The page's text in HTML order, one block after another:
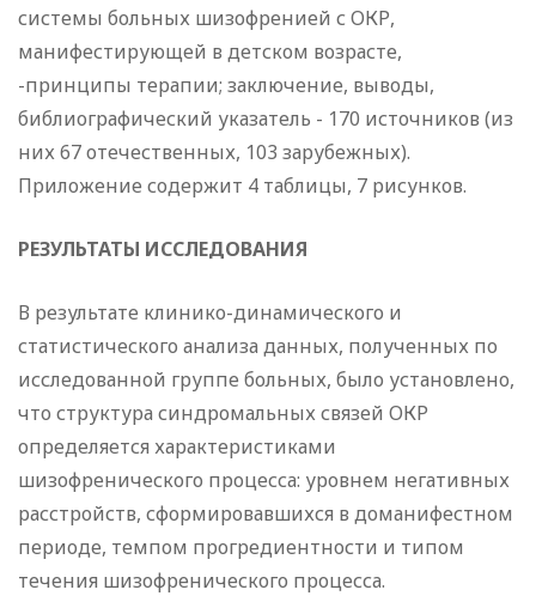
системы больных шизофренией с ОКР,
манифестирующей в детском возрасте,
-принципы терапии; заключение, выводы,
библиографический указатель - 170 источников (из
них 67 отечественных, 103 зарубежных).
Приложение содержит 4 таблицы, 7 рисунков.
РЕЗУЛЬТАТЫ ИССЛЕДОВАНИЯ
В результате клинико-динамического и
статистического анализа данных, полученных по
исследованной группе больных, было установлено,
что структура синдромальных связей ОКР
определяется характеристиками
шизофренического процесса: уровнем негативных
расстройств, сформировавшихся в доманифестном
периоде, темпом прогредиентности и типом
течения шизофренического процесса.